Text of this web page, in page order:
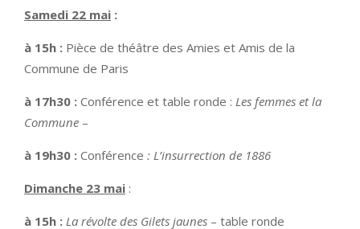
Samedi 22 mai :
à 15h : Pièce de théâtre des Amies et Amis de la
Commune de Paris
à 17h30 : Conférence et table ronde : Les femmes et la
Commune –
à 19h30 : Conférence : L’insurrection de 1886
Dimanche 23 mai :
à 15h : La révolte des Gilets jaunes – table ronde